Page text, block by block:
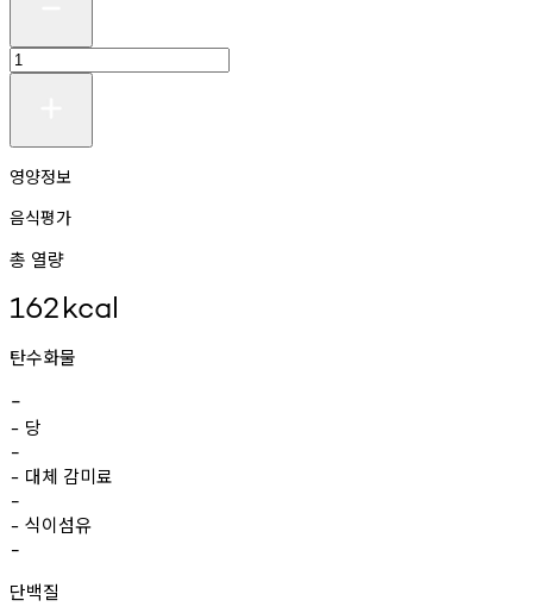
영양정보
음식평가
총 열량
162kcal
탄수화물
-
- 당
-
- 대체 감미료
-
- 식이섬유
-
단백질